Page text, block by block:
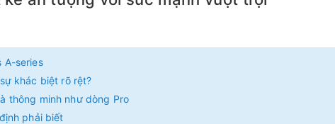
A-series
khác biệt rõ rệt?
thông minh như dòng Pro
phải biết